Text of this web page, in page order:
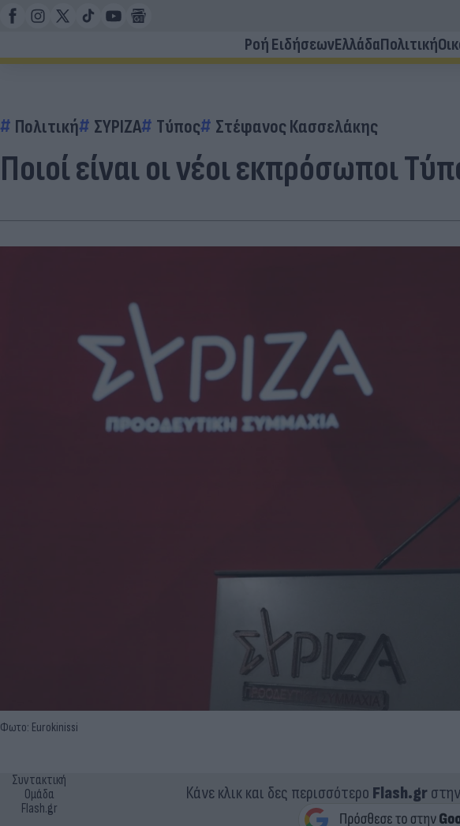
Ροή ΕιδήσεωνΕλλάδαΠολιτική
Πολιτική ΣΥΡΙΖΑ Τύπος Στέφανος Κασσελάκης
Ποιοί είναι οι νέοι εκπρόσωποι
Φωτο: Eurokinissi
Συντακτική
Ομάδα
Flash.gr
Κάνε κλικ και δες περισσότερο Flash.gr